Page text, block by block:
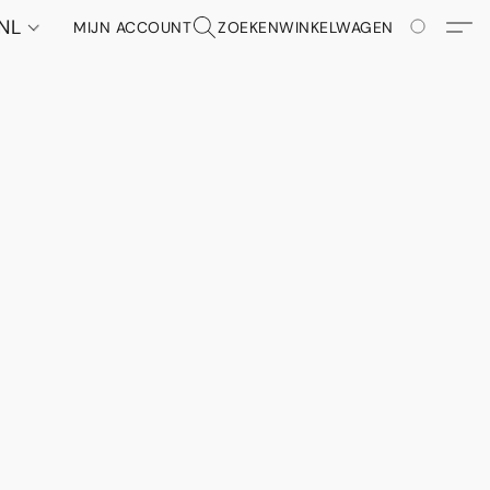
MIJN ACCOUNT ZOEKENWINKELWAGEN